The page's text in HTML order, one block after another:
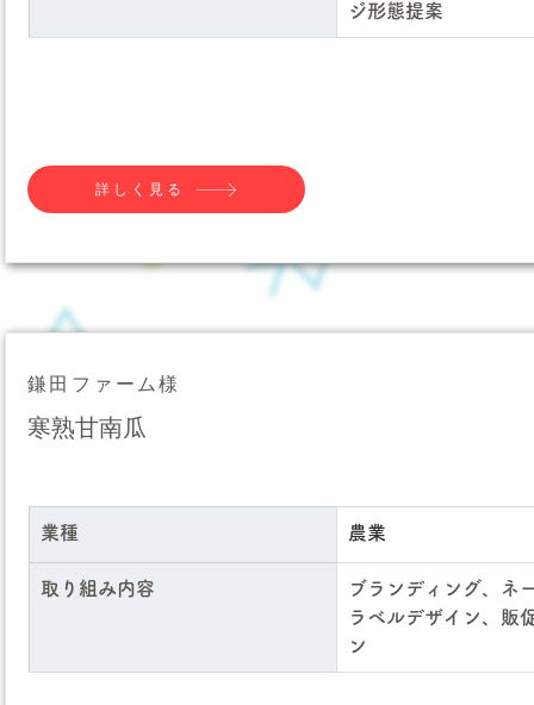
ジ形態提案
詳しく見る
鎌田ファーム様
寒熟甘南瓜
業種 農業
取り組み内容
ブランディング、ネ
ラベルデザイン、販
ン